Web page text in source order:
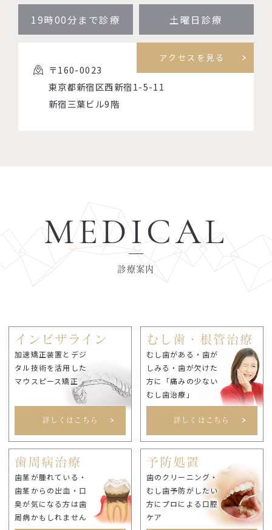
19時00分まで診療 土曜日診療
アクセスを見る
〒160-0023
東京都新宿区西新宿1-5-11
新宿三葉ビル9階
MEDICAL
診療案内
インビザライン
加速矯正装置とデジ
タル技術を活用した
マウスピース矯正
詳しくはこちら
むし歯・根管治療
むし歯がある・歯が
しみる・歯が欠けた
方に「痛みの少ない
むし歯治療」
詳しくはこちら
歯周病治療
歯茎が腫れている・
歯茎からの出血・口
臭が気になる方は歯
周病かもしれません
予防処置
歯のクリーニング・
むし歯予防がしたい
方にプロによる口腔
ケア